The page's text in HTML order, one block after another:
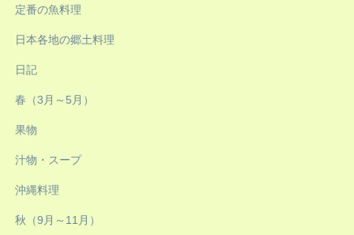
定番の魚料理
日本各地の郷土料理
日記
春（3月～5月）
果物
汁物・スープ
沖縄料理
秋（9月～11月）